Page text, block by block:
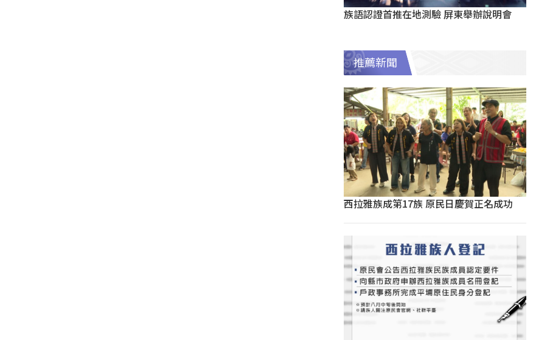
族語認證首推在地測驗 屏東舉辦說明會
推薦新聞
西拉雅族成第17族 原民日慶賀正名成功